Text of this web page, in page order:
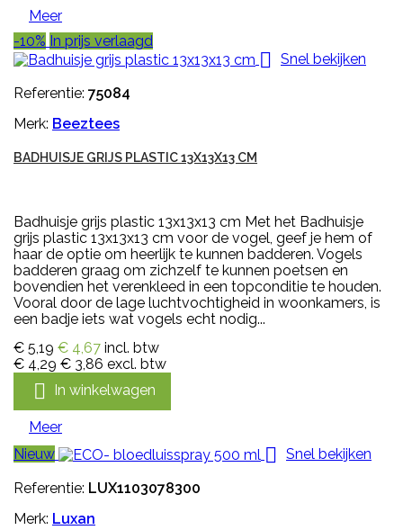
Meer
-10% In prijs verlaagd

Snel bekijken
Referentie: 75084
Merk: Beeztees
BADHUISJE GRIJS PLASTIC 13X13X13 CM
Badhuisje grijs plastic 13x13x13 cm Met het Badhuisje
grijs plastic 13x13x13 cm voor de vogel, geef je hem of
haar de optie om heerlijk te kunnen badderen. Vogels
badderen graag om zichzelf te kunnen poetsen en
bovendien het verenkleed in een topconditie te houden.
Vooral door de lage luchtvochtigheid in woonkamers, is
een badje iets wat vogels echt nodig...
€ 5,19 € 4,67 incl. btw
€ 4,29 € 3,86 excl. btw
 In winkelwagen
Meer
Nieuw

Snel bekijken
Referentie: LUX1103078300
Merk: Luxan